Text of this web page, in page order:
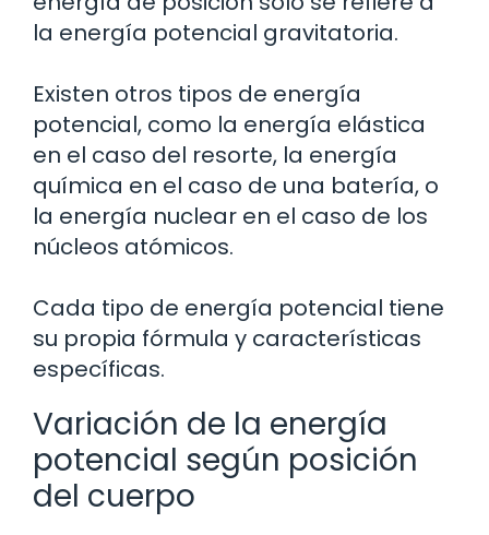
la energía potencial gravitatoria.
Existen otros tipos de energía
potencial, como la energía elástica
en el caso del resorte, la energía
química en el caso de una batería, o
la energía nuclear en el caso de los
núcleos atómicos.
Cada tipo de energía potencial tiene
su propia fórmula y características
específicas.
Variación de la energía
potencial según posición
del cuerpo